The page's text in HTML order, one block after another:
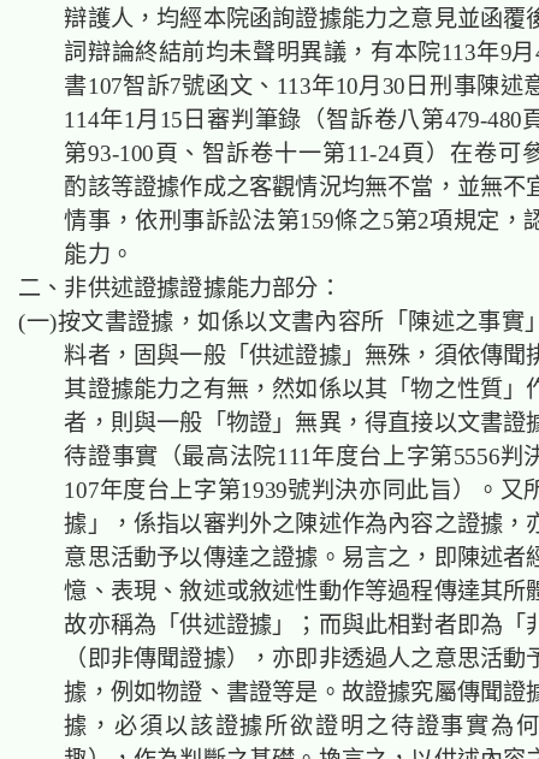
辯護人，均經本院函詢證據能力之意見並函覆
詞辯論終結前均未聲明異議，有本院113年9
書107智訴7號函文、113年10月30日刑事陳述
114年1月15日審判筆錄（智訴卷八第479-480
第93-100頁、智訴卷十一第11-24頁）在卷可
酌該等證據作成之客觀情況均無不當，並無不
情事，依刑事訴訟法第159條之5第2項規定，
能力。
二、非供述證據證據能力部分：
(一)按文書證據，如係以文書內容所「陳述之事實
料者，固與一般「供述證據」無殊，須依傳聞
其證據能力之有無，然如係以其「物之性質」
者，則與一般「物證」無異，得直接以文書證
待證事實（最高法院111年度台上字第5556判
107年度台上字第1939號判決亦同此旨）。又
據」，係指以審判外之陳述作為內容之證據，
意思活動予以傳達之證據。易言之，即陳述者
憶、表現、敘述或敘述性動作等過程傳達其所
故亦稱為「供述證據」；而與此相對者即為「
（即非傳聞證據），亦即非透過人之意思活動
據，例如物證、書證等是。故證據究屬傳聞證
據，必須以該證據所欲證明之待證事實為